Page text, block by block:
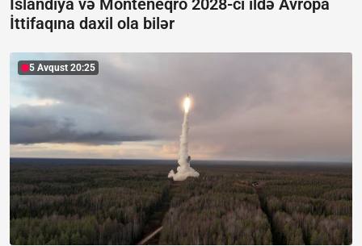
İslandiya və Monteneqro 2028-ci ildə Avropa
İttifaqına daxil ola bilər
5 Avqust 20:25